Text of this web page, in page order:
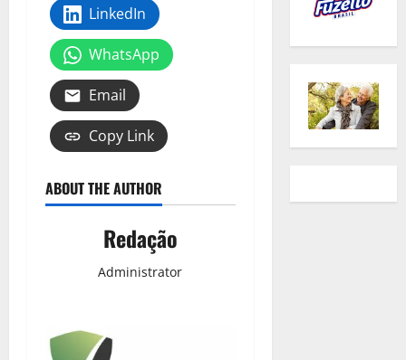
LinkedIn
WhatsApp
Email
Copy Link
ABOUT THE AUTHOR
Redação
Administrator